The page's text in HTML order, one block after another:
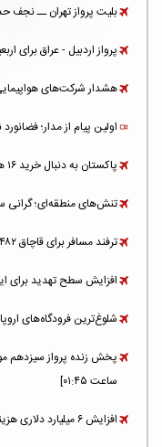
بلیت پرواز تهران ــ نجف حداقل ۲۰ میلیون
پرواز اردبیل - عراق برای
هشدار شرکت‌های
اولین پیام از مدار؛
پاکستان به دنبال خرید ۱۶ هواپیمای جدید برای ناوگان PIA
تنش‌های منطقه‌ای؛ گرانی
ترفند مسافر برای قاچاق ۴۸۲ گرم طلا به ارزش ۸۲ میلیارد ریال
افزایش سطح تهدید برای
شلوغ‌ترین فرودگاه‌های اروپا در ۲۰۲۵: لندن، استانبول
پخش زنده پرواز
ساعت ۰۱:۴۵]
افزایش ۶ میلیارد دلاری هزینه‌ سوخت یونایتد ایرلاینز